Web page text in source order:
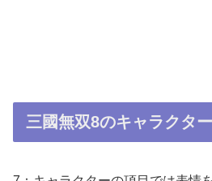
三國無双8のキャラクタ